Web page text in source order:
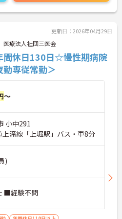
更新日：2026年04月29日
医療法人社団三医会
間休日130日☆慢性期病院
専従常勤＞
～
小中291
上滝線「上堀駅」バス・車8分
)
■経験不問